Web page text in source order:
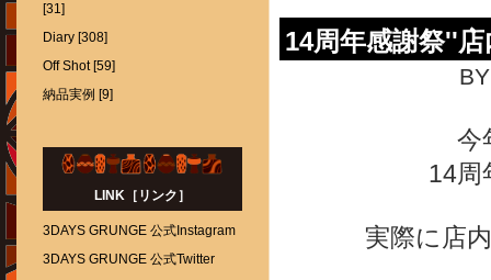
14周年感謝祭''
今
14周
実際に店
[31]
Diary [308]
Off Shot [59]
納品実例 [9]
LINK［リンク］
3DAYS GRUNGE 公式Instagram
3DAYS GRUNGE 公式Twitter